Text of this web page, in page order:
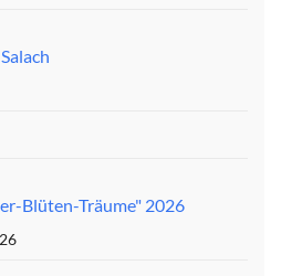
Blüten-Träume" 2026